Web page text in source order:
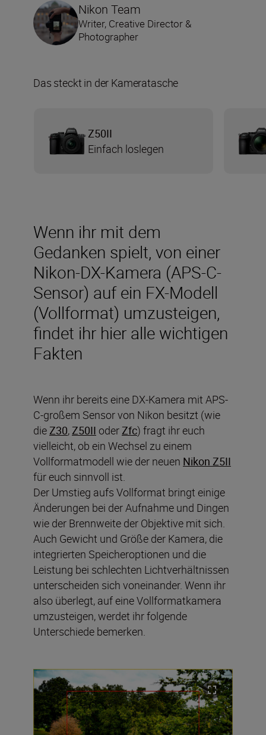
Wenn ihr mit dem
Gedanken spielt, von einer
Nikon-DX-Kamera (APS-C-
Sensor) auf ein FX-Modell
(Vollformat) umzusteigen,
findet ihr hier alle wichtigen
Fakten
Wenn ihr bereits eine DX-Kamera mit APS-
C-großem Sensor von Nikon besitzt (wie
dieZ30,Z50II oderZfc) fragt ihr euch
vielleicht, ob ein Wechsel zu einem
Vollformatmodell wie der neuen Nikon Z5II
für euch sinnvoll ist.
Der Umstieg aufs Vollformat bringt einige
Änderungen bei der Aufnahme und Dingen
wie der Brennweite der Objektive mit sich.
Auch Gewicht und Größe der Kamera, die
integrierten Speicheroptionen und die
Leistung bei schlechten Lichtverhältnissen
unterscheiden sich voneinander. Wenn ihr
also überlegt, auf eine Vollformatkamera
umzusteigen, werdet ihr folgende
Unterschiede bemerken.
Nikon Team
Writer, Creative Director &
Photographer
Das steckt in der Kameratasche
Z50II
Einfach loslegen